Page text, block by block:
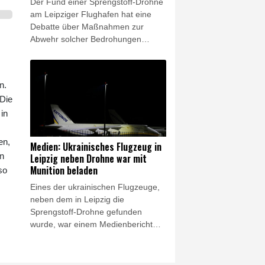
unterdessen auf neue
Verhandlungen zwischen
Washington und Teheran.
Der Fund einer Sprengstoff-Drohne
am Leipziger Flughafen hat eine
Debatte über Maßnahmen zur
Abwehr solcher Bedrohungen
Donnerstag klarer geregelte
Zuständigkeiten der Behörden. Die
SPD sieht Deutschland hierbei auf
wurden brisante Ermittlungs-Details
bekannt: Eine der ukrainischen
Frachtmaschinen, neben der die
Drohne gefunden wurde, war einem
Medienbericht zufolge mit Munition
beladen.
Medien: Ukrainisches Flugzeug in
Leipzig neben Drohne war mit
Munition beladen
Eines der ukrainischen Flugzeuge,
neben dem in Leipzig die
Sprengstoff-Drohne gefunden
wurde, war einem Medienbericht